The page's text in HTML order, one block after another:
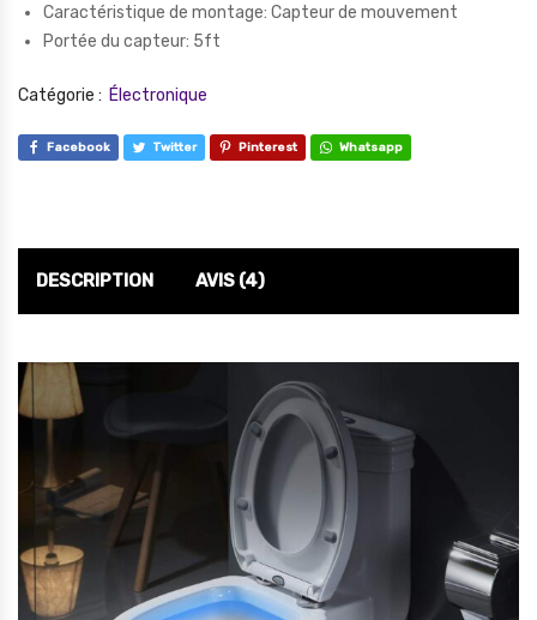
Caractéristique de montage: Capteur de mouvement
Portée du capteur: 5ft
Catégorie : Électronique
Facebook Twitter Pinterest Whatsapp
DESCRIPTION AVIS (4)